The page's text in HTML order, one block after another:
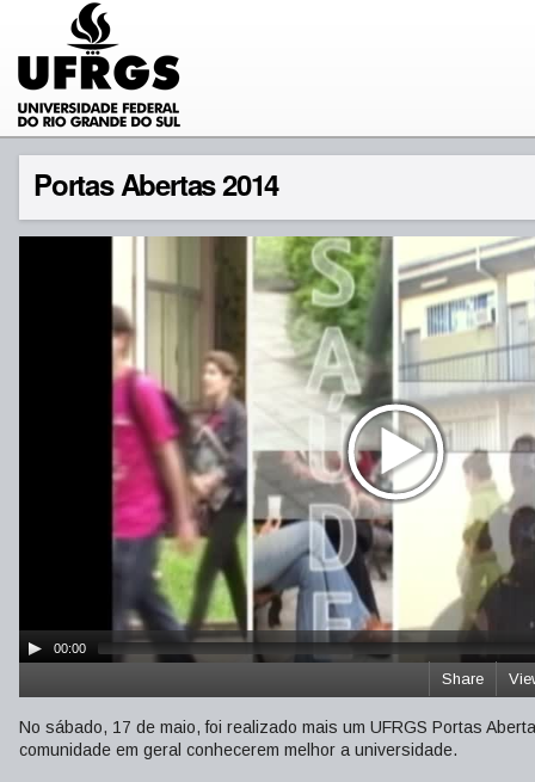
Portas Abertas 2014
00:00
Share
No sábado, 17 de maio, foi realizado mais um UFRGS Portas
comunidade em geral conhecerem melhor a universidade.